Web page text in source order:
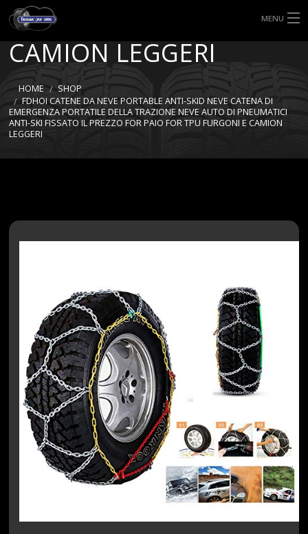
MENU
HOME
TIPI DI GOMME
MISURE GOMME
TPU FURGONI E
CAMION LEGGERI
HOME
SHOP
FDHOI CATENE DA NEVE PORTABLE ANTI-SKID NEVE CATENA DI
EMERGENZA PORTATILE DELLA TRAZIONE NEVE AUTO DI PNEUMATICI
ANTI-SKI FISSATO IL PREZZO FOR PAIO FOR TPU FURGONI E CAMION
LEGGERI